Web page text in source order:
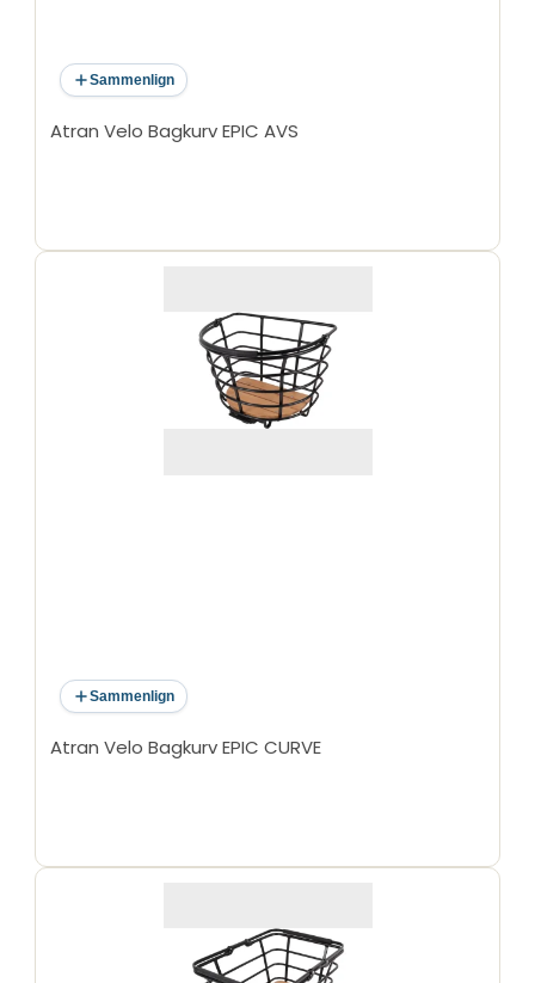
Sammenlign
Atran Velo Bagkurv EPIC AVS
Sammenlign
Atran Velo Bagkurv EPIC CURVE